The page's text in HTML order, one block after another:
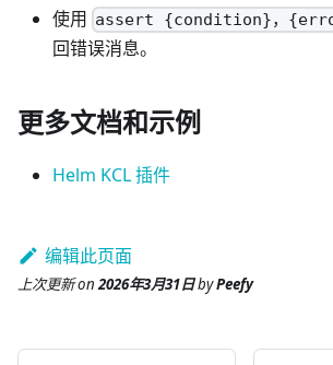
使用 assert {condition}，
回错误消息。
更多文档和示例
Helm KCL 插件
编辑此页面
上次更新on2026年3月31日byPeefy